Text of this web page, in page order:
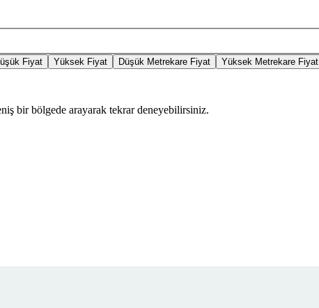
Fiyat Yüksek Fiyat Düşük Metrekare Fiyat Yüksek Metrekare Fiyat
bir bölgede arayarak tekrar deneyebilirsiniz.